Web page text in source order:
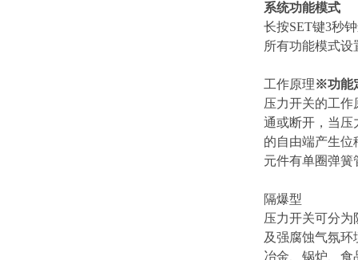
系统功能模式
长按SET键3秒
所有功能模式
工作原理※功能
压力开关的工
通或断开，当压
的自由端产生
元件有单圈弹簧
隔爆型
压力开关可分为
及强腐蚀气氛
冶金、锅炉、食